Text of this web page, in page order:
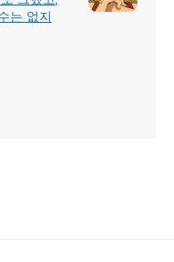
는 없지